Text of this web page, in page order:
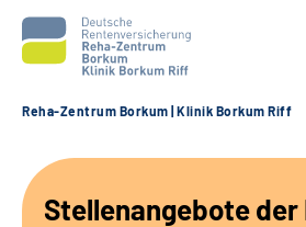
Unsere Angebote
Reha-Zentrum Borkum | Klinik Borkum Riff
Stellenangebote der